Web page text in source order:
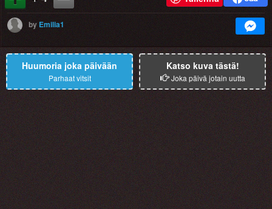
by Emilia1
Huumoria joka päivään
Parhaat vitsit
Katso kuva tästä!
Joka päivä jotain uutta